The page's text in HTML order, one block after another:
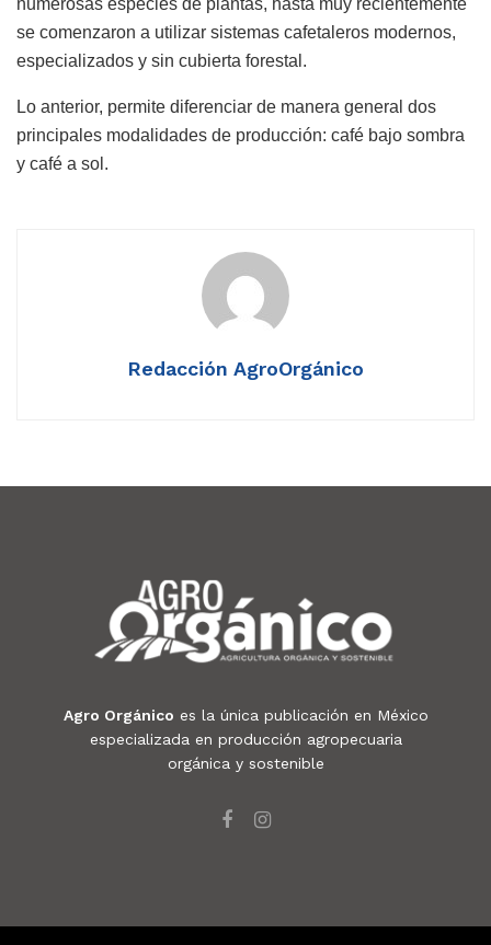
se comenzaron a utilizar sistemas cafetaleros modernos,
especializados y sin cubierta forestal.
Lo anterior, permite diferenciar de manera general dos
principales modalidades de producción: café bajo sombra
y café a sol.
Redacción AgroOrgánico
Agro Orgánico es la única publicación en México
especializada en producción agropecuaria
orgánica y sostenible